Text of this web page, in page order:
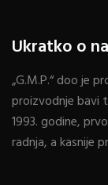
Ukratko o
„G.M.P.“ doo je
proizvodnje bavi
1993. godine,
radnja, a kasnije